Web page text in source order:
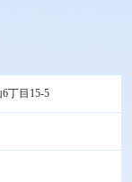
丁目15-5